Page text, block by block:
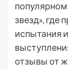
звезд», где
испытания
отзывы от